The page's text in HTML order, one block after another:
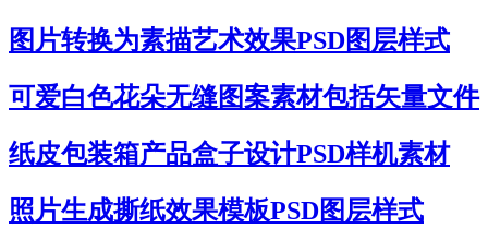
图片转换为素描艺术效果PSD图层样式
可爱白色花朵无缝图案素材包括矢量文件
纸皮包装箱产品盒子设计PSD样机素材
照片生成撕纸效果模板PSD图层样式